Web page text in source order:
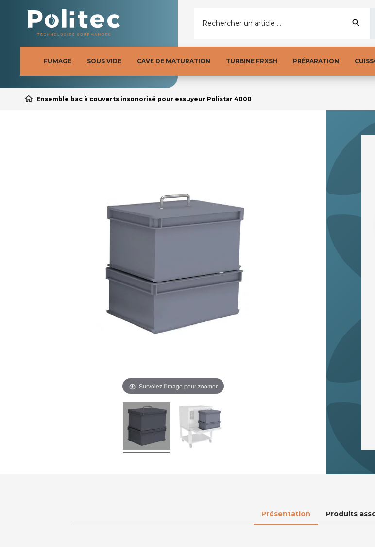
Rechercher un article ... search
FUMAGE SOUS VIDE CAVE DE MATURATION TURBINE FRXSH PRÉPARATION
home Ensemble bac à couverts insonorisé pour essuyeur Polistar 4000
Survolez l'image pour zoomer
Présentation Produits